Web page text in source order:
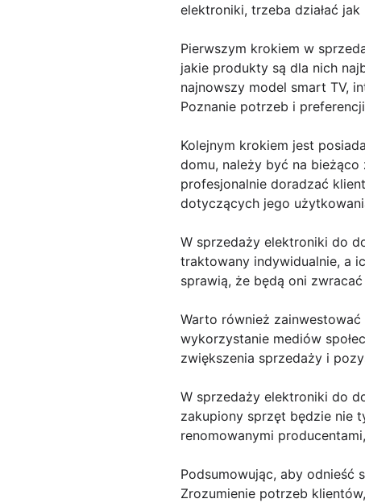
elektroniki, trzeba działać
Pierwszym krokiem w
jakie produkty są dla nich
najnowszy model smart TV,
Poznanie potrzeb i
Kolejnym krokiem jest
domu, należy być na
profesjonalnie doradzać
dotyczących jego
W sprzedaży elektroniki do
traktowany indywidualnie, a
sprawią, że będą oni
Warto również
wykorzystanie mediów
zwiększenia sprzedaży i
W sprzedaży elektroniki do
zakupiony sprzęt będzie nie
renomowanymi
Podsumowując, aby odnieść
Zrozumienie potrzeb